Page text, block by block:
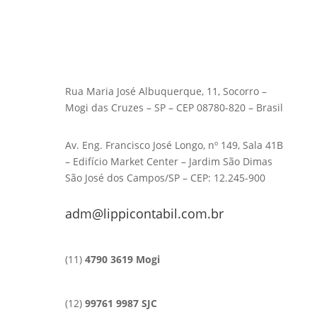
Rua Maria José Albuquerque, 11, Socorro –
Mogi das Cruzes – SP – CEP 08780-820 – Brasil
Av. Eng. Francisco José Longo, nº 149, Sala 41B
– Edifício Market Center – Jardim São Dimas
São José dos Campos/SP – CEP: 12.245-900
adm@lippicontabil.com.br
(11) 4790 3619 Mogi
(12) 99761 9987 SJC